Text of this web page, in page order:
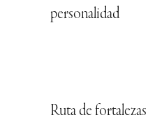
personalidad
Ruta de fortalezas